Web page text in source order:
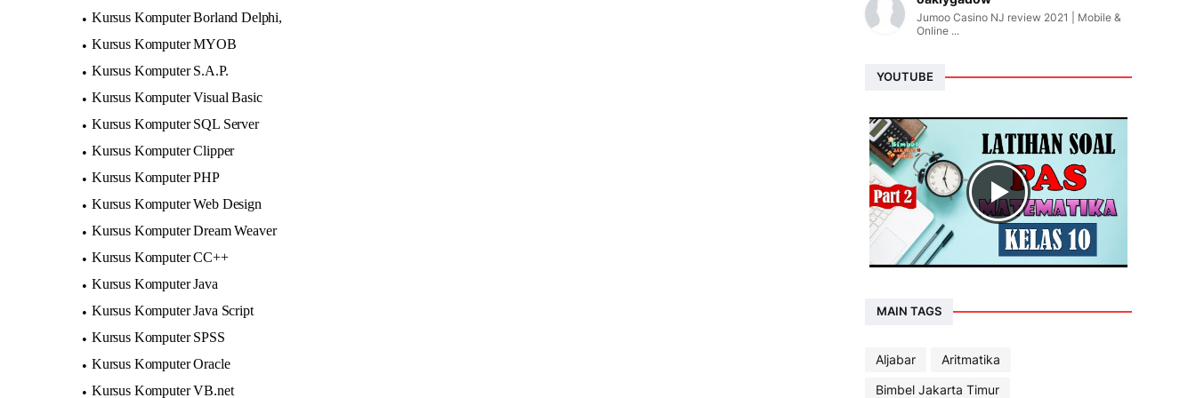
Kursus Komputer Borland Delphi,
Kursus Komputer MYOB
Kursus Komputer S.A.P.
Kursus Komputer Visual Basic
Kursus Komputer SQL Server
Kursus Komputer Clipper
Kursus Komputer PHP
Kursus Komputer Web Design
Kursus Komputer Dream Weaver
Kursus Komputer CC++
Kursus Komputer Java
Kursus Komputer Java Script
Kursus Komputer SPSS
Kursus Komputer Oracle
Kursus Komputer VB.net
Jumoo Casino NJ review 2021 | Mobile &
Online ...
YOUTUBE
MAIN TAGS
Aljabar
Aritmatika
Bimbel Jakarta Timur